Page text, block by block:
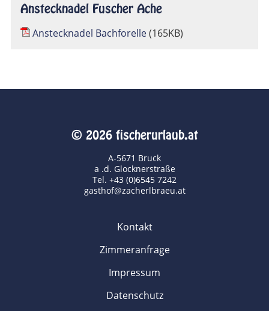
Anstecknadel Fuscher Ache
Anstecknadel Bachforelle(165KB)
© 2026 fischerurlaub.at
A-5671 Bruck
a .d. Glocknerstraße
Tel. +43 (0)6545 7242
gasthof@zacherlbraeu.at
Kontakt
Zimmeranfrage
Impressum
Datenschutz